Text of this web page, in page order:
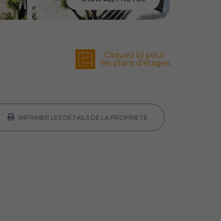
Cliquez ici pour
les plans d'étages
IMPRIMER LES DÉTAILS DE LA PROPRIÉTÉ